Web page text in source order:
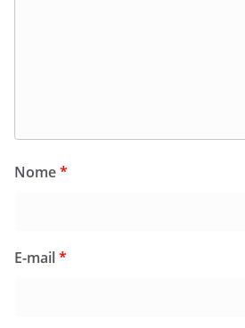
Nome*
E-mail*